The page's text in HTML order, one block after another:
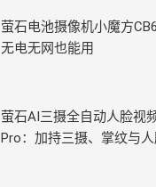
萤石电池摄像机小魔方
无电无网也能用
萤石AI三摄全自动人脸视
Pro：加持三摄、掌纹与